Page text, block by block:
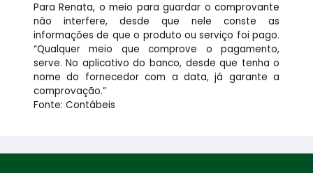
Para Renata, o meio para guardar o comprovante
não interfere, desde que nele conste as
informações de que o produto ou serviço foi pago.
“Qualquer meio que comprove o pagamento,
serve. No aplicativo do banco, desde que tenha o
nome do fornecedor com a data, já garante a
comprovação.”
Fonte: Contábeis